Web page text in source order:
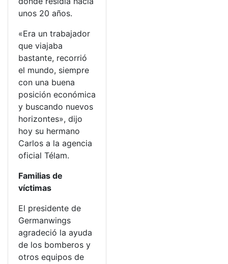
unos 20 años.
«Era un trabajador
que viajaba
bastante, recorrió
el mundo, siempre
con una buena
posición económica
y buscando nuevos
horizontes», dijo
hoy su hermano
Carlos a la agencia
oficial Télam.
Familias de
víctimas
El presidente de
Germanwings
agradeció la ayuda
de los bomberos y
otros equipos de